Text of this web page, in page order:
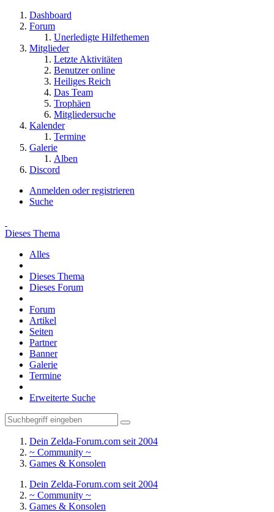
Dashboard
Forum
Unerledigte Hilfethemen
Mitglieder
Letzte Aktivitäten
Benutzer online
Heiliges Reich
Das Team
Trophäen
Mitgliedersuche
Kalender
Termine
Galerie
Alben
Discord
Anmelden oder registrieren
Suche
Dieses Thema
Alles
Dieses Thema
Dieses Forum
Forum
Artikel
Seiten
Partner
Banner
Galerie
Termine
Erweiterte Suche
Dein Zelda-Forum.com seit 2004
~ Community ~
Games & Konsolen
Dein Zelda-Forum.com seit 2004
~ Community ~
Games & Konsolen